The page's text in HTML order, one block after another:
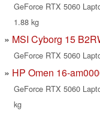
GeForce RTX 5060
1.88 kg
MSI Cyborg 15
GeForce RTX 5060
HP Omen 16-
GeForce RTX 5060
kg